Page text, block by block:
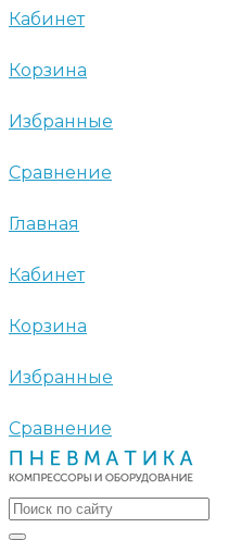
Кабинет
Корзина
Избранные
Сравнение
Главная
Кабинет
Корзина
Избранные
Сравнение